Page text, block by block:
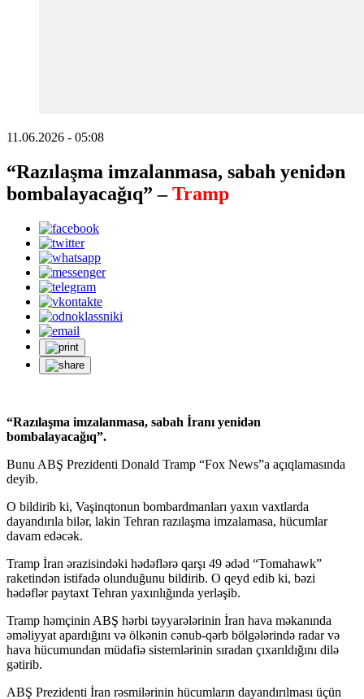
11.06.2026 - 05:08
“Razılaşma imzalanmasa, sabah yenidən
bombalayacağıq” –Tramp
“Razılaşma imzalanmasa, sabah İranı yenidən
bombalayacağıq”.
Bunu ABŞ Prezidenti Donald Tramp “Fox News”a açıqlamasında
deyib.
O bildirib ki, Vaşinqtonun bombardmanları yaxın vaxtlarda
dayandırıla bilər, lakin Tehran razılaşma imzalamasa, hücumlar
davam edəcək.
Tramp İran ərazisindəki hədəflərə qarşı 49 ədəd “Tomahawk”
raketindən istifadə olunduğunu bildirib. O qeyd edib ki, bəzi
hədəflər paytaxt Tehran yaxınlığında yerləşib.
Tramp həmçinin ABŞ hərbi təyyarələrinin İran hava məkanında
əməliyyat apardığını və ölkənin cənub-qərb bölgələrində radar və
hava hücumundan müdafiə sistemlərinin sıradan çıxarıldığını dilə
gətirib.
ABŞ Prezidenti İran rəsmilərinin hücumların dayandırılması üçün